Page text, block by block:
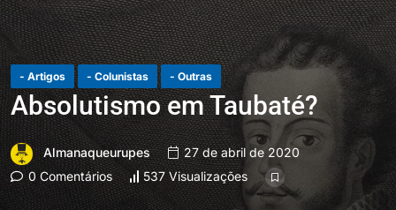
- Artigos - Colunistas - Outras
Absolutismo em Taubaté?
Almanaqueurupes
27 de abril de 2020
0 Comentários
537 Visualizações